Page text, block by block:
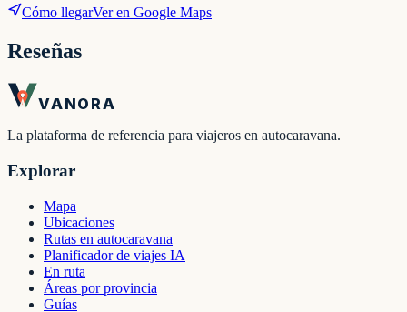
Cómo llegarVer en Google Maps
Reseñas
VANORA
La plataforma de referencia para viajeros en autocaravana.
Explorar
Mapa
Ubicaciones
Rutas en autocaravana
Planificador de viajes IA
En ruta
Áreas por provincia
Guías